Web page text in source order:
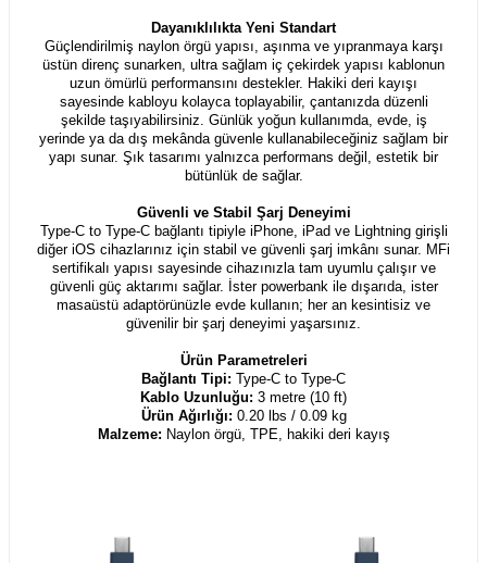
Dayanıklılıkta Yeni Standart
Güçlendirilmiş naylon örgü yapısı, aşınma ve yıpranmaya karşı
üstün direnç sunarken, ultra sağlam iç çekirdek yapısı kablonun
uzun ömürlü performansını destekler. Hakiki deri kayışı
sayesinde kabloyu kolayca toplayabilir, çantanızda düzenli
şekilde taşıyabilirsiniz. Günlük yoğun kullanımda, evde, iş
yerinde ya da dış mekânda güvenle kullanabileceğiniz sağlam bir
yapı sunar. Şık tasarımı yalnızca performans değil, estetik bir
bütünlük de sağlar.
Güvenli ve Stabil Şarj Deneyimi
Type-C to Type-C bağlantı tipiyle iPhone, iPad ve Lightning girişli
diğer iOS cihazlarınız için stabil ve güvenli şarj imkânı sunar. MFi
sertifikalı yapısı sayesinde cihazınızla tam uyumlu çalışır ve
güvenli güç aktarımı sağlar. İster powerbank ile dışarıda, ister
masaüstü adaptörünüzle evde kullanın; her an kesintisiz ve
güvenilir bir şarj deneyimi yaşarsınız.
Ürün Parametreleri
Bağlantı Tipi: Type-C to Type-C
Kablo Uzunluğu: 3 metre (10 ft)
Ürün Ağırlığı: 0.20 lbs / 0.09 kg
Malzeme: Naylon örgü, TPE, hakiki deri kayış